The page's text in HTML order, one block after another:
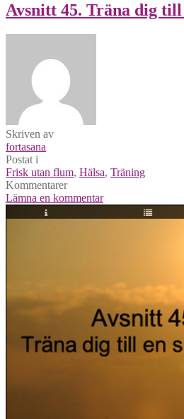
Avsnitt 45. Träna dig
Skriven av
fortasana
Postat i
Frisk utan flum, Hälsa, Träning
Kommentarer
Lämna en kommentar